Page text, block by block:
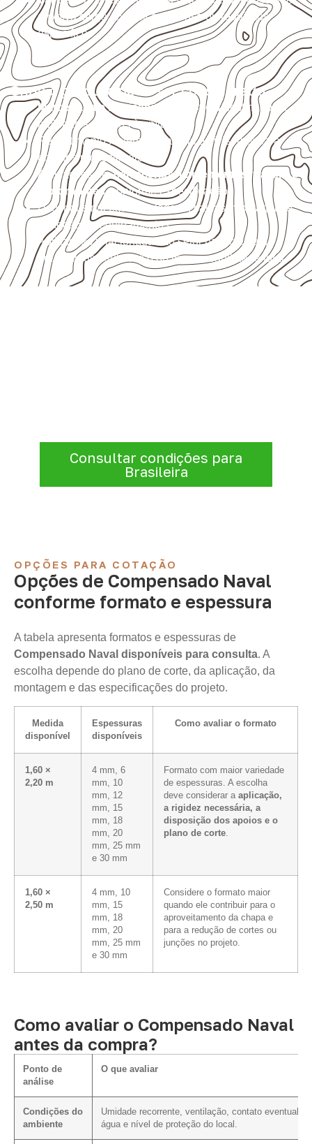
envolva carga, exposição intensa ou requisitos
específicos.
Onde o produto pode ser considerado
Marcenaria e fabricação de móveisdestinados a
ambientes sujeitos à umidade.
Revestimentos internos, painéis e divisórias para
projetos profissionais.
Aplicações emcarrocerias, implementos, trailers e
motorhomes, conforme especificação.
Uso industrial em embalagens, caixas, montagem e
proteção de equipamentos.
Aplicações relacionadas ao setor náutico, sem
presumir uso submerso ou impermeabilidade total.
Consultar condições para
Brasileira
OPÇÕES PARA COTAÇÃO
Opções de Compensado Naval
conforme formato e espessura
A tabela apresenta formatos e espessuras de
Compensado Naval disponíveis para consulta. A
escolha depende do plano de corte, da aplicação, da
montagem e das especificações do projeto.
Medida
disponível
Espessuras
disponíveis
Como avaliar o formato
1,60 ×
2,20 m
4 mm, 6
mm, 10
mm, 12
mm, 15
mm, 18
mm, 20
mm, 25 mm
e 30 mm
Formato com maior variedade
de espessuras. A escolha
deve considerar a aplicação,
a rigidez necessária, a
disposição dos apoios e o
plano de corte.
1,60 ×
2,50 m
4 mm, 10
mm, 15
mm, 18
mm, 20
mm, 25 mm
e 30 mm
Considere o formato maior
quando ele contribuir para o
aproveitamento da chapa e
para a redução de cortes ou
junções no projeto.
Como avaliar o Compensado Naval
antes da compra?
Ponto de
análise
O que avaliar
Condições do
ambiente
Umidade recorrente, ventilação, contato eventual
água e nível de proteção do local.